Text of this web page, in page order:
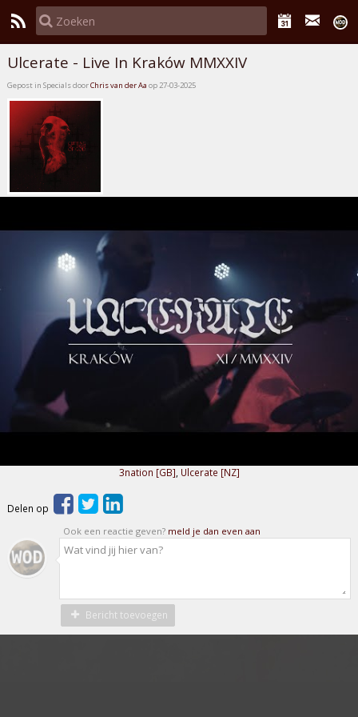
Ulcerate - Live In Kraków MMXXIV
Gepost in Specials doorChris van der Aa op 27-03-2025
3nation [GB] Ulcerate [NZ]
Delen op
Ook een reactie geven? meld je dan even aan
Bericht toevoegen